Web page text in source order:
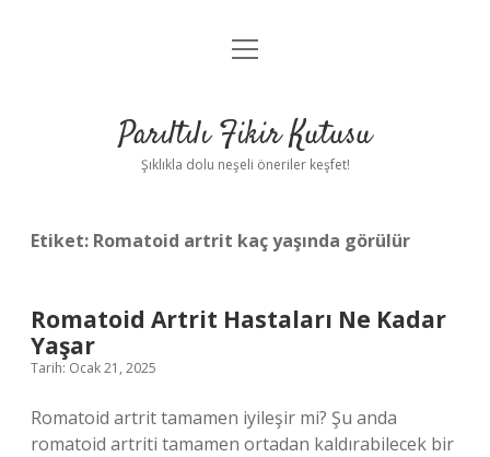
Anasayfa
Yasal Uyarı
menüyü
Parıltılı Fikir Kutusu
Şıklıkla dolu neşeli öneriler keşfet!
Etiket: Romatoid artrit kaç yaşında görülür
Romatoid Artrit Hastaları Ne Kadar
Yaşar
Tarih: Ocak 21, 2025
Romatoid artrit tamamen iyileşir mi? Şu anda
romatoid artriti tamamen ortadan kaldırabilecek bir